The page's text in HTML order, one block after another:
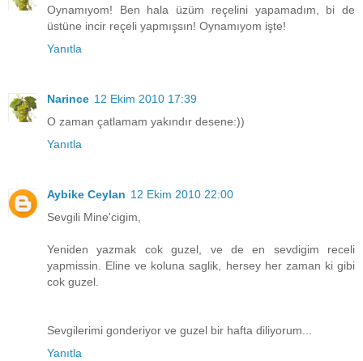
Oynamıyom! Ben hala üzüm reçelini yapamadım, bi de
üstüne incir reçeli yapmışsın! Oynamıyom işte!
Yanıtla
Narince 12 Ekim 2010 17:39
O zaman çatlamam yakındır desene:))
Yanıtla
Aybike Ceylan 12 Ekim 2010 22:00
Sevgili Mine'cigim,
Yeniden yazmak cok guzel, ve de en sevdigim receli
yapmissin. Eline ve koluna saglik, hersey her zaman ki gibi
cok guzel.
Sevgilerimi gonderiyor ve guzel bir hafta diliyorum...
Yanıtla